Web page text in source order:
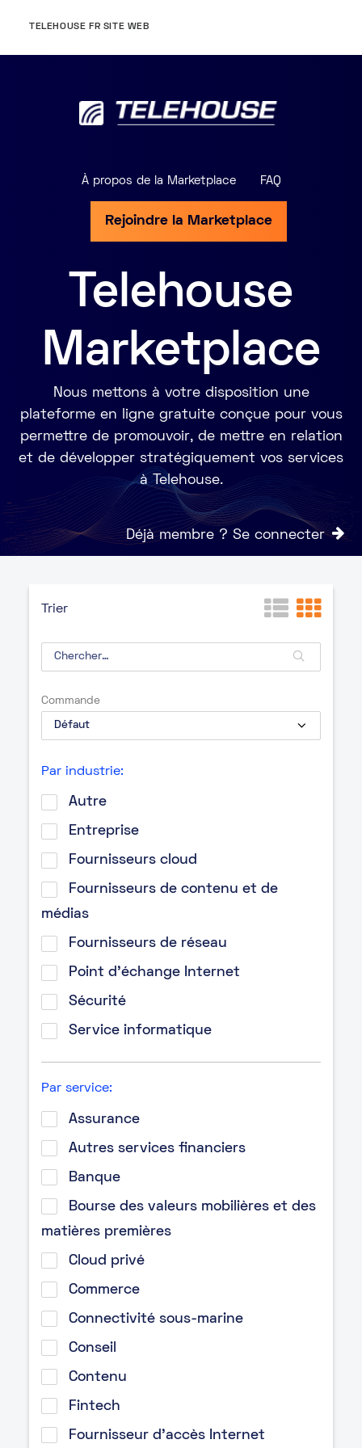
TELEHOUSE FR SITE WEB
À propos de la Marketplace FAQ
Rejoindre la Marketplace
Telehouse
Marketplace
Nous mettons à votre disposition une
plateforme en ligne gratuite conçue pour vous
permettre de promouvoir, de mettre en relation
et de développer stratégiquement vos services
à Telehouse.
Déjà membre ? Se connecter
Trier
Commande
Par industrie:
Autre
Entreprise
Fournisseurs cloud
Fournisseurs de contenu et de
médias
Fournisseurs de réseau
Point d’échange Internet
Sécurité
Service informatique
Par service:
Assurance
Autres services financiers
Banque
Bourse des valeurs mobilières et des
matières premières
Cloud privé
Commerce
Connectivité sous-marine
Conseil
Contenu
Fintech
Fournisseur d’accès Internet